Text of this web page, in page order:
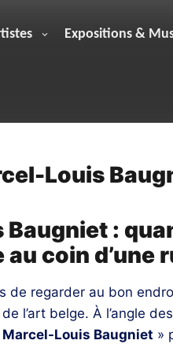
Expositions &
Louis
:
coin d’une
de regarder au bon
l’art belge. À l’angle
Marcel-Louis Baugniet »